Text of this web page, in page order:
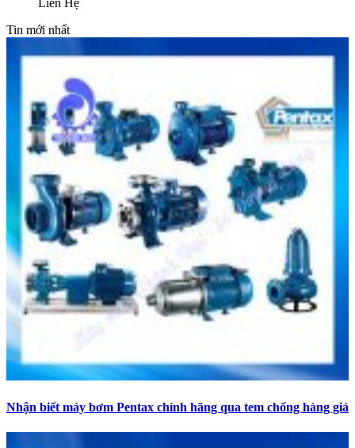
Liên Hệ
Tin mới nhất
Nhận biết máy bơm Pentax chính hãng qua tem chống hàng giả